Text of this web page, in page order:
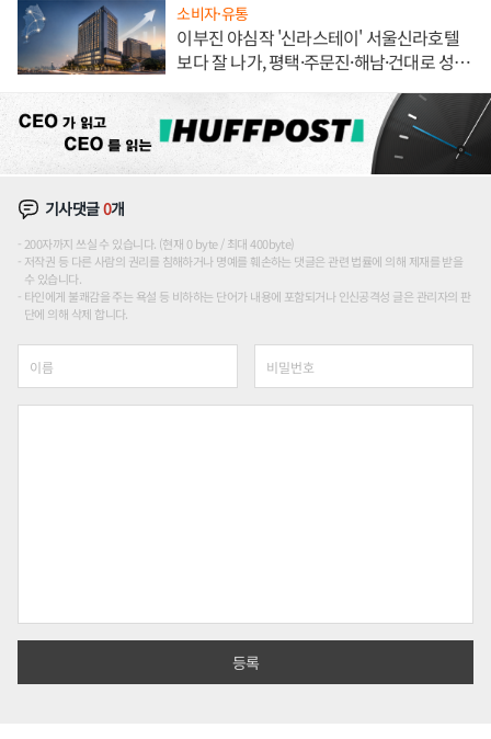
소비자·유통
이부진 야심작 '신라스테이' 서울신라호텔
보다 잘 나가, 평택·주문진·해남·건대로 성
기사댓글0개
200자까지 쓰실 수 있습니다. (현재 0 byte / 최대 400byte)
저작권 등 다른 사람의 권리를 침해하거나 명예를 훼손하는 댓글은 관련 법률에 의해 제재를 받을
수 있습니다.
타인에게 불쾌감을 주는 욕설 등 비하하는 단어가 내용에 포함되거나 인신공격성 글은 관리자의 판
단에 의해 삭제 합니다.